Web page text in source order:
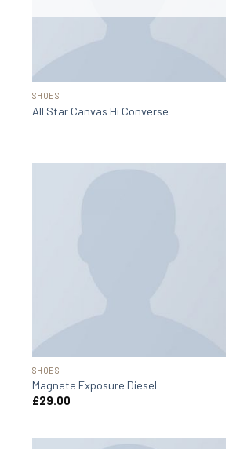
SHOES
All Star Canvas Hi Converse
SHOES
Magnete Exposure Diesel
£29.00